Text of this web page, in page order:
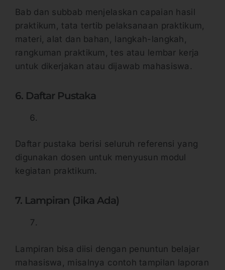
Bab dan subbab menjelaskan capaian hasil
praktikum, tata tertib pelaksanaan praktikum,
materi, alat dan bahan, langkah-langkah,
rangkuman praktikum, tes atau lembar kerja
untuk dikerjakan atau dijawab mahasiswa.
6. Daftar Pustaka
Daftar pustaka berisi seluruh referensi yang
digunakan dosen untuk menyusun modul
kegiatan praktikum.
7. Lampiran (Jika Ada)
Lampiran bisa diisi dengan penuntun belajar
mahasiswa, misalnya contoh tampilan laporan